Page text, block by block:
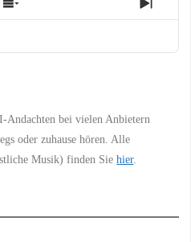
Show
Episodes
Next
Andachten bei vielen Anbietern
oder zuhause hören. Alle
Musik) finden Siehier.